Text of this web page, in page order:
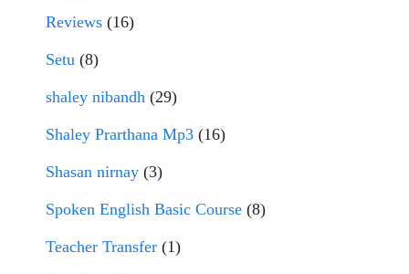
Reviews (16)
Setu (8)
shaley nibandh (29)
Shaley Prarthana Mp3 (16)
Shasan nirnay (3)
Spoken English Basic Course (8)
Teacher Transfer (1)